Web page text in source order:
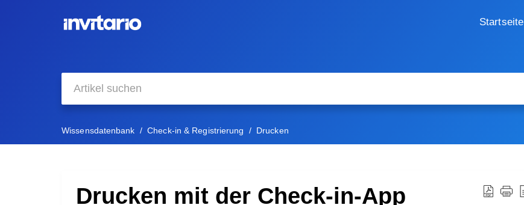
Startseite
Wissensdatenbank Check-in & Registrierung Drucken
Drucken mit der Check-in-App